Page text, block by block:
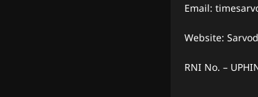
Email:
Website:
RNI No. –